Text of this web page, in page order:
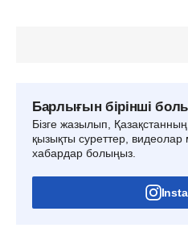
Барлығын бірінші
Бізге жазылып,
қызықты суреттер, видеолар
хабардар болыңыз.